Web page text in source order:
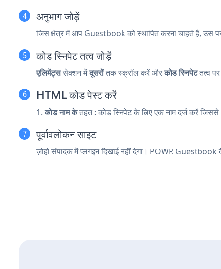
अनुभाग जोड़ें
जिस क्षेत्र में आप Guestbook को स्थापित करना चाहते हैं, उस
कोड स्निपेट तत्व जोड़ें
एलिमेंट्ससेक्शन मेंदूसरोंतक स्क्रॉल करें औरकोड स्निपेटतत्व
HTML कोड पेस्ट करें
1.कोड नाम केतहत: कोड स्निपेट के लिए एक नाम दर्ज करें
पूर्वावलोकन साइट
ज़ोहो संपादक में प्लगइन दिखाई नहीं देगा। POWR Guestbook